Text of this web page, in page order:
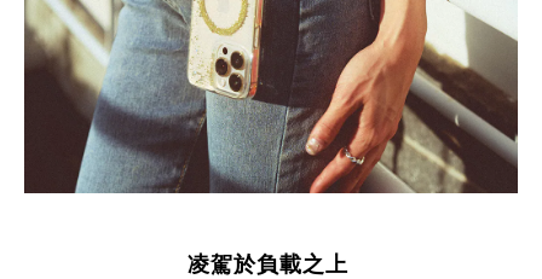
凌駕於負載之上